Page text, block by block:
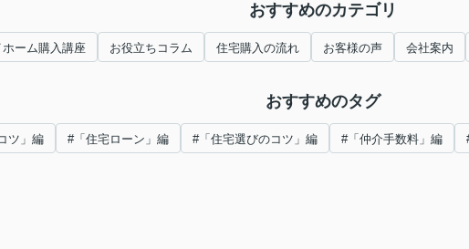
おすすめのカテゴリ
ホーム購入講座 お役立ちコラム 住宅購入の流れ お客様の声 会社案内
おすすめのタグ
ツ」編 #「住宅ローン」編 #「住宅選びのコツ」編 #「仲介手数料」編